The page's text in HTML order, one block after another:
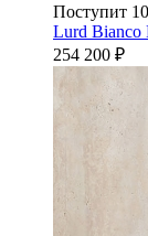
Поступит
Lurd Bianco
254 200 ₽